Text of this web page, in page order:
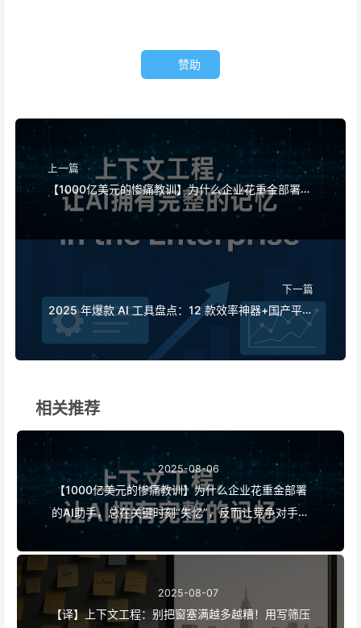
赞助
上一篇
【1000亿美元的惨痛教训】为什么企业花重金部署的
AI助手，总在关键时刻“失忆”，反而让竞争对手实现
下一篇
2025 年爆款 AI 工具盘点：12 款效率神器+国产平替
方案，让你轻松驾驭 AI 时代！——慢慢学AI167
相关推荐
2025-08-06
【1000亿美元的惨痛教训】为什么企业花重金部署
的AI助手，总在关键时刻“失忆”，反而让竞争对手实
现90%性能提升？——慢慢学AI169
2025-08-07
【译】上下文工程：别把窗塞满越多越糟！用写筛压